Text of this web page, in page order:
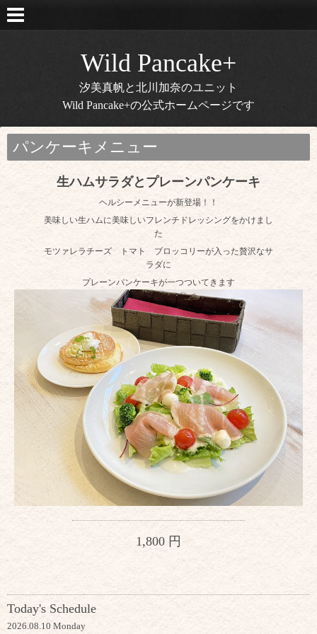
Wild Pancake+
汐美真帆と北川加奈のユニット
Wild Pancake+の公式ホームページです
パンケーキメニュー
生ハムサラダとプレーンパンケーキ
ヘルシーメニューが新登場！！
美味しい生ハムに美味しいフレンチドレッシングをかけまし
た
モツァレラチーズ トマト ブロッコリーが入った贅沢なサ
ラダに
プレーンパンケーキが一つついてきます
1,800 円
Today's Schedule
2026.08.10 Monday